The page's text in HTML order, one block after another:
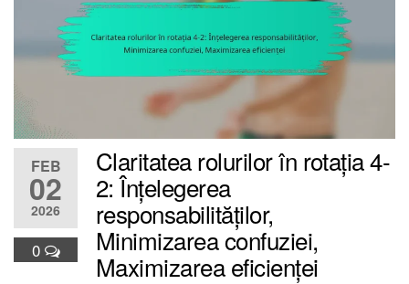
FEB
02
2026
0
Claritatea rolurilor în rotația 4-
2: Înțelegerea
responsabilităților,
Minimizarea confuziei,
Maximizarea eficienței